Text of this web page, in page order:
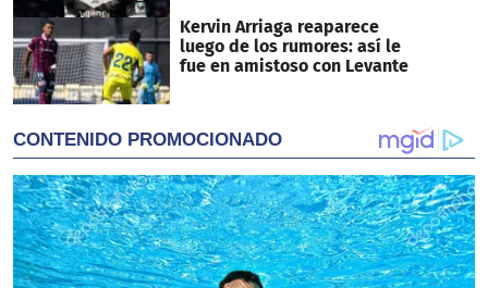
Kervin Arriaga reaparece
luego de los rumores: así le
fue en amistoso con Levante